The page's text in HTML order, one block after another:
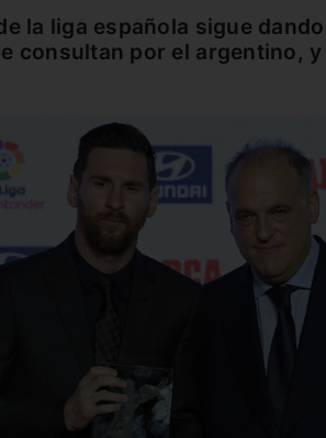
la liga española sigue
consultan por el argentino,